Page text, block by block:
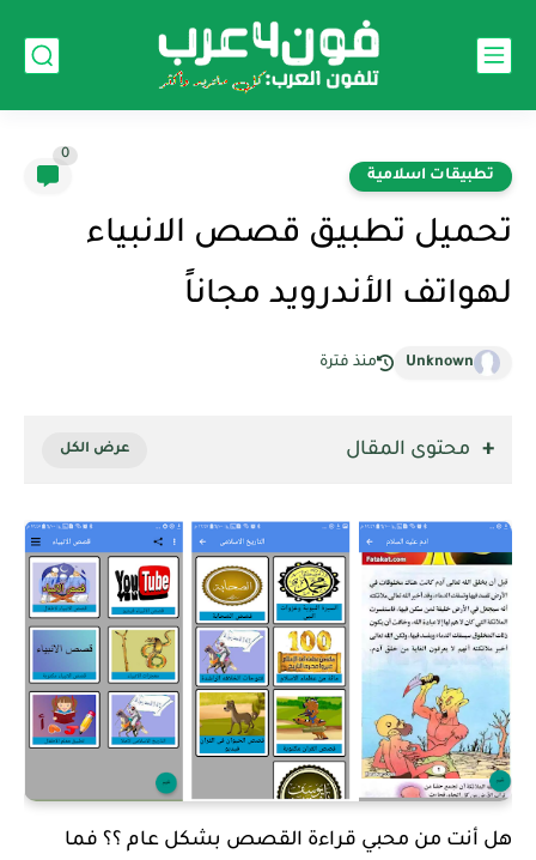
تطبيقات اسلامية
0
تحميل تطبيق قصص الانبياء
لهواتف الأندرويد مجاناً
Unknown منذ فترة
محتوى المقال
هل أنت من محبي قراءة القصص بشكل عام ؟؟ فما